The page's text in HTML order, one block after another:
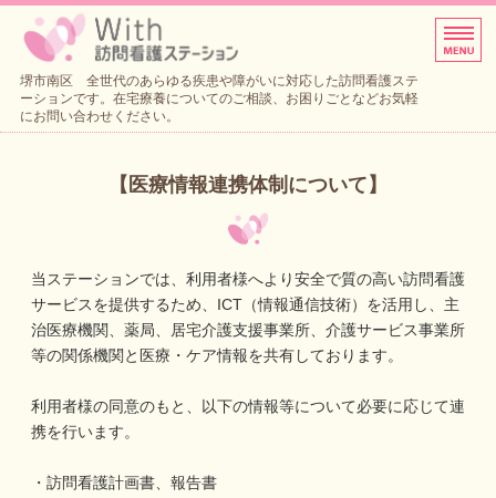
訪問看護サービス、リハビリテ
堺市南区 全世代のあらゆる疾患や障がいに対応した訪問看護ステ
ーションです。在宅療養についてのご相談、お困りごとなどお気軽
にお問い合わせください。
会社概要
お問い合わせ
【医療情報連携体制について】
当ステーションでは、利用者様へより安全で質の高い訪問看護
サービスを提供するため、ICT（情報通信技術）を活用し、主
治医療機関、薬局、居宅介護支援事業所、介護サービス事業所
等の関係機関と医療・ケア情報を共有しております。
利用者様の同意のもと、以下の情報等について必要に応じて連
携を行います。
・訪問看護計画書、報告書